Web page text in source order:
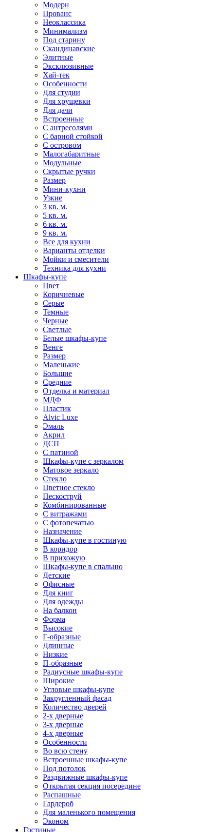
Модерн
Прованс
Неоклассика
Минимализм
Под старину
Скандинавские
Элитные
Эксклюзивные
Хай-тек
Особенности
Для студии
Для хрущевки
Для дачи
Встроенные
С антресолями
С барной стойкой
С островом
Малогабаритные
Модульные
Скрытые ручки
Размер
Мини-кухни
Узкие
3 кв. м.
5 кв. м.
6 кв. м.
9 кв. м.
Все для кухни
Варианты отделки
Мойки и смесители
Техника для кухни
Шкафы-купе
Цвет
Коричневые
Серые
Темные
Черные
Светлые
Белые шкафы-купе
Венге
Размер
Маленькие
Большие
Средние
Отделка и материал
МДФ
Пластик
Alvic Luxe
Эмаль
Акрил
ДСП
С патиной
Шкафы-купе с зеркалом
Матовое зеркало
Стекло
Цветное стекло
Пескоструй
Комбинированные
С витражами
С фотопечатью
Назначение
Шкафы-купе в гостиную
В коридор
В прихожую
Шкафы-купе в спальню
Детские
Офисные
Для книг
Для одежды
На балкон
Форма
Высокие
Г-образные
Длинные
Низкие
П-образные
Радиусные шкафы-купе
Широкие
Угловые шкафы-купе
Закругленный фасад
Количество дверей
2-х дверные
3-х дверные
4-х дверные
Особенности
Во всю стену
Встроенные шкафы-купе
Под потолок
Раздвижные шкафы-купе
Открытая секция посередине
Распашные
Гардероб
Для маленького помещения
Эконом
Гостиные